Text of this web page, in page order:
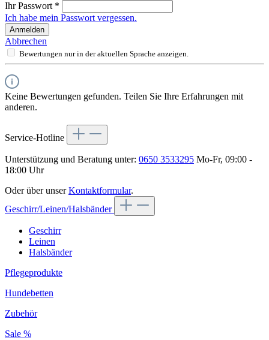
Ihr Passwort *
Ich habe mein Passwort vergessen.
Anmelden
Abbrechen
Bewertungen nur in der aktuellen Sprache anzeigen.
Keine Bewertungen gefunden. Teilen Sie Ihre Erfahrungen mit
anderen.
Service-Hotline
Unterstützung und Beratung unter: 0650 3533295 Mo-Fr, 09:00 -
18:00 Uhr
Oder über unserKontaktformular.
Geschirr/Leinen/Halsbänder
Geschirr
Leinen
Halsbänder
Pflegeprodukte
Hundebetten
Zubehör
Sale %